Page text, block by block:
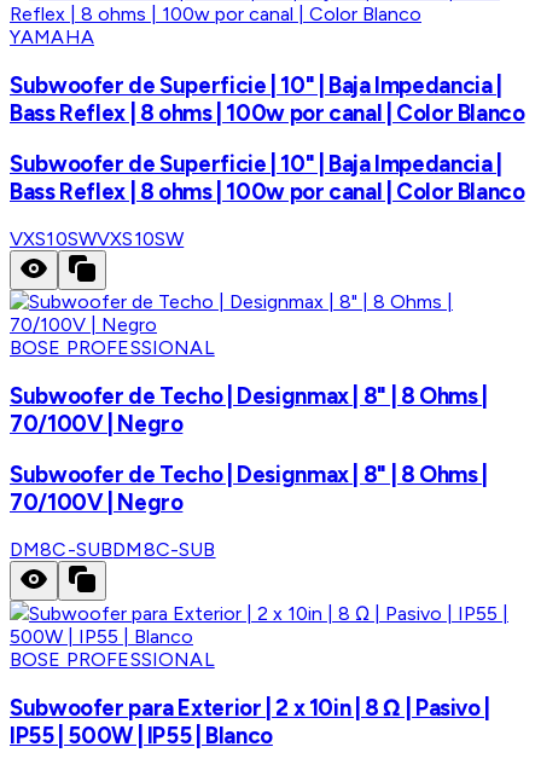
YAMAHA
Subwoofer de Superficie | 10" | Baja Impedancia |
Bass Reflex | 8 ohms | 100w por canal | Color Blanco
Subwoofer de Superficie | 10" | Baja Impedancia |
Bass Reflex | 8 ohms | 100w por canal | Color Blanco
VXS10SWVXS10SW
BOSE PROFESSIONAL
Subwoofer de Techo | Designmax | 8" | 8 Ohms |
70/100V | Negro
Subwoofer de Techo | Designmax | 8" | 8 Ohms |
70/100V | Negro
DM8C-SUBDM8C-SUB
BOSE PROFESSIONAL
Subwoofer para Exterior | 2 x 10in | 8 Ω | Pasivo |
IP55 | 500W | IP55 | Blanco